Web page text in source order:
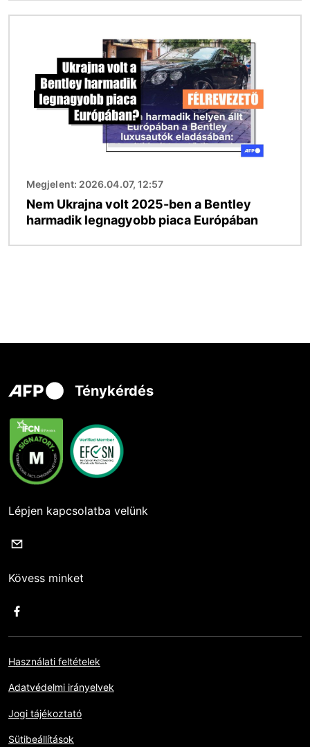
Megjelent: 2026.04.07, 12:57
Nem Ukrajna volt 2025-ben a Bentley
harmadik legnagyobb piaca Európában
Ténykérdés
Lépjen kapcsolatba velünk
Kövess minket
Használati feltételek
Adatvédelmi irányelvek
Jogi tájékoztató
Sütibeállítások